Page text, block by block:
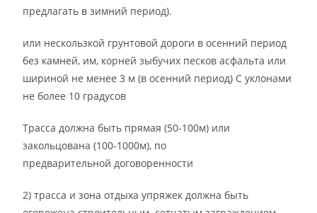
предлагать в зимний период).
или нескользкой грунтовой дороги в осенний период
без камней, им, корней зыбучих песков асфальта или
шириной не менее 3 м (в осенний период) С уклонами
не более 10 градусов
Трасса должна быть прямая (50-100м) или
закольцована (100-1000м), по
предварительнойдоговоренности
2) трасса и зона отдыха упряжек должна быть